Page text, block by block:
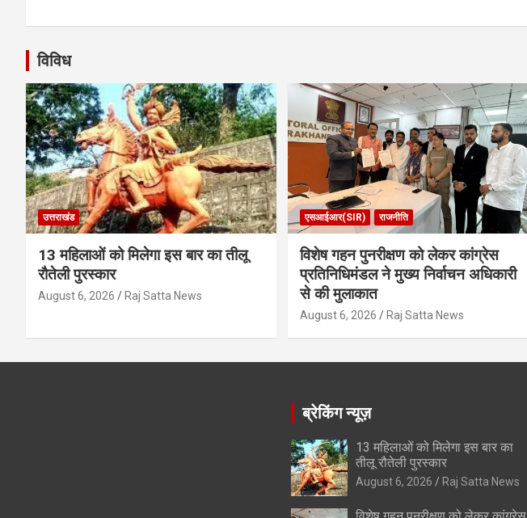
विविध
उत्तराखंड
13 महिलाओं को मिलेगा इस बार का तीलू
रौतेली पुरस्कार
August 6, 2026 Raj Satta News
एसआईआर(SIR) राजनीति
विशेष गहन पुनरीक्षण को लेकर कांग्रेस
प्रतिनिधिमंडल ने मुख्य निर्वाचन अधिकारी
से की मुलाकात
August 6, 2026 Raj Satta News
ब्रेकिंग न्यूज़
13 महिलाओं को मिलेगा इस बार का
तीलू रौतेली पुरस्कार
August 6, 2026 Raj Satta News